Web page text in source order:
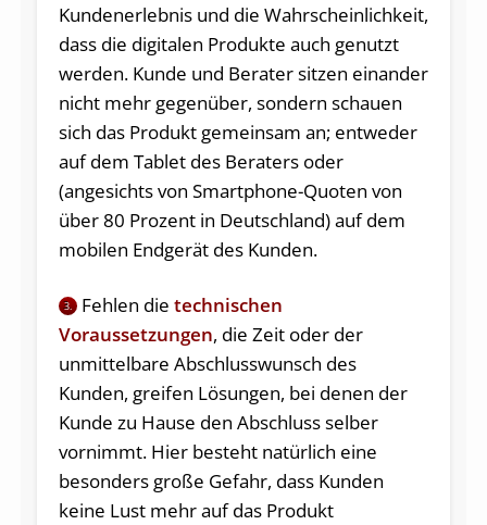
Kundenerlebnis und die Wahrscheinlichkeit,
dass die digitalen Produkte auch genutzt
werden. Kunde und Berater sitzen einander
nicht mehr gegenüber, sondern schauen
sich das Produkt gemeinsam an; entweder
auf dem Tablet des Beraters oder
(angesichts von Smartphone-Quoten von
über 80 Prozent in Deutschland) auf dem
mobilen Endgerät des Kunden.
3. Fehlen die technischen
Voraussetzungen, die Zeit oder der
unmittelbare Abschlusswunsch des
Kunden, greifen Lösungen, bei denen der
Kunde zu Hause den Abschluss selber
vornimmt. Hier besteht natürlich eine
besonders große Gefahr, dass Kunden
keine Lust mehr auf das Produkt